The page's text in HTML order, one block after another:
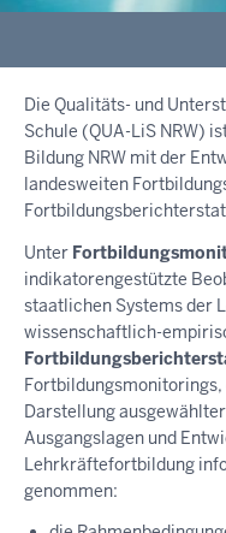
Die Qualitäts- und
Schule (QUA-LiS NRW)
Bildung NRW mit der
landesweiten
Unter
indikatorengestützte
staatlichen Systems der
wissenschaftlich-
Darstellung
Ausgangslagen und
Lehrkräftefortbildung
genommen: